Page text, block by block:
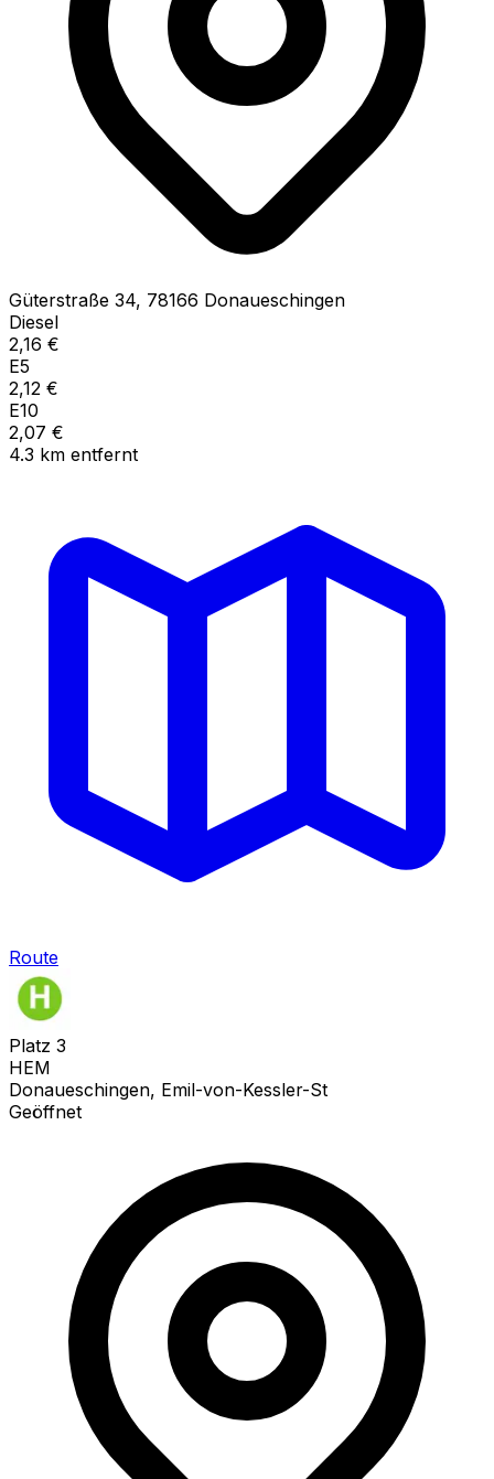
Güterstraße 34, 78166 Donaueschingen
Diesel
2,16 €
E5
2,12 €
E10
2,07 €
4.3 km entfernt
Route
Platz 3
HEM
Donaueschingen, Emil-von-Kessler-St
Geöffnet